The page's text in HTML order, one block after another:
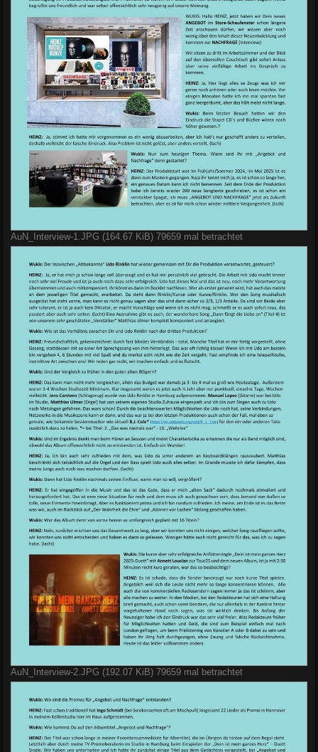
AuN_Interview-1.JPG (164.67 KiB) 79659 mal betrachtet
AuN_Interview-2.JPG (192.07 KiB) 79659 mal betrachtet